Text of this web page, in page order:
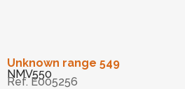
Unknown range 549
NMV550
Ref.E005256